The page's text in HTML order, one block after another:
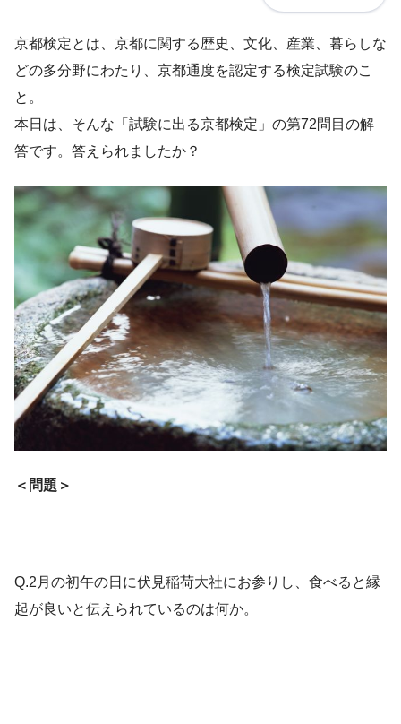
京都検定とは、京都に関する歴史、文化、産業、暮らしな
どの多分野にわたり、京都通度を認定する検定試験のこ
と。
本日は、そんな「試験に出る京都検定」の第72問目の解
答です。答えられましたか？
＜問題＞
Q.2月の初午の日に伏見稲荷大社にお参りし、食べると縁
起が良いと伝えられているのは何か。